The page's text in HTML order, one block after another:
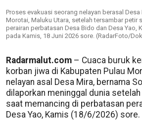
Proses evakuasi seorang nelayan berasal Desa
Morotai, Maluku Utara, setelah tersambar petir
perairan perbatasan Desa Bido dan Desa Yao,
pada Kamis, 18 Juni 2026 sore. (RadarFoto/
Radarmalut.com – Cuaca buruk
korban jiwa di Kabupaten Pulau
nelayan asal Desa Mira, bernama
dilaporkan meninggal dunia
saat memancing di perbatasan
Desa Yao, Kamis (18/6/2026) sore.